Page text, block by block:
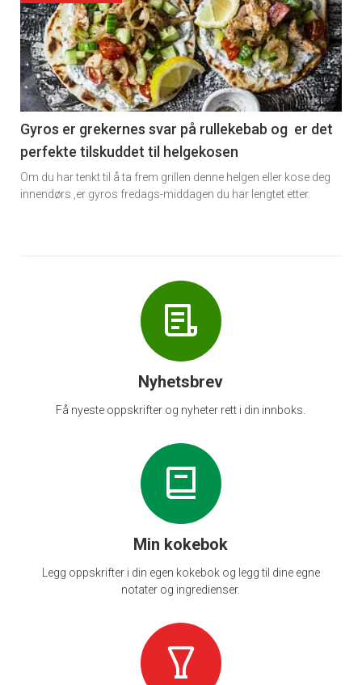
akkurat
nå
-
6
Gyros er grekernes svar på rullekebab og er det
perfekte tilskuddet til helgekosen
Om du har tenkt til å ta frem grillen denne helgen eller kose deg
innendørs ,er gyros fredags-middagen du har lengtet etter.
Nyhetsbrev
Få nyeste oppskrifter og nyheter rett i din innboks.
Min kokebok
Legg oppskrifter i din egen kokebok og legg til dine egne
notater og ingredienser.